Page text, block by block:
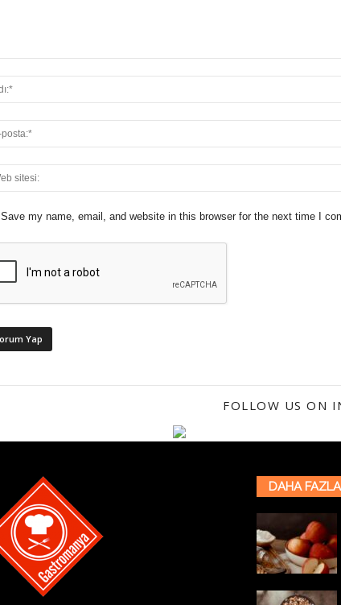
Save my name, email, and website in this browser for the next time I
FOLLOW US ON
DAHA